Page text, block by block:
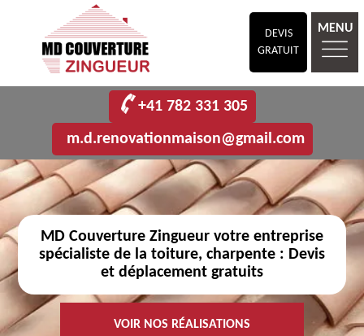
DEVIS
GRATUIT
MENU
+41 782 331 305
m.d.renovationmaison@gmail.com
MD Couverture Zingueur votre entreprise
spécialiste de la toiture, charpente : Devis
et déplacement gratuits
VOIR NOS RÉALISATIONS